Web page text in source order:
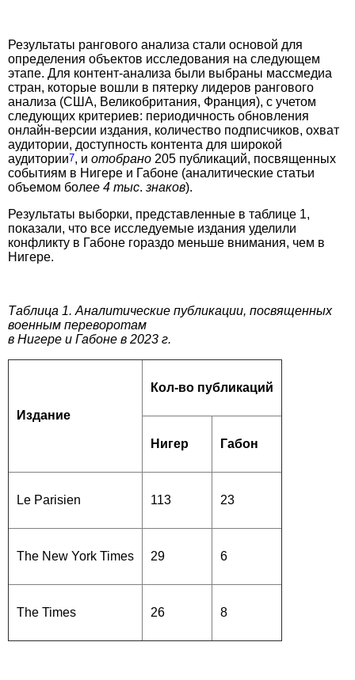
Результаты рангового анализа стали основой для
определения объектов исследования на следующем
этапе. Для контент-анализа были выбраны массмедиа
стран, которые вошли в пятерку лидеров рангового
анализа (США, Великобритания, Франция), с учетом
следующих критериев: периодичность обновления
онлайн-версии издания, количество подписчиков, охват
аудитории, доступность контента для широкой
аудитории7, и отобрано 205 публикаций, посвященных
событиям в Нигере и Габоне (аналитические статьи
объемом более 4 тыс. знаков).
Результаты выборки, представленные в таблице 1,
показали, что все исследуемые издания уделили
конфликту в Габоне гораздо меньше внимания, чем в
Нигере.
Таблица 1. Аналитические публикации, посвященных
военным переворотам
в Нигере и Габоне в 2023 г.
Издание
Кол-во публикаций
Нигер Габон
Le Parisien 113 23
The New York Times 29 6
The Times 26 8